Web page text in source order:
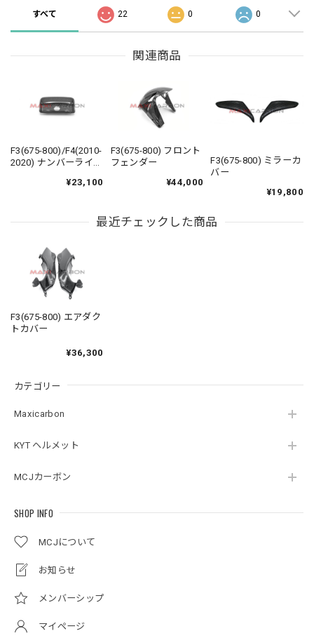
カテゴリー
Maxicarbon
KYT ヘルメット
MCJカーボン
SHOP INFO
MCJについて
お知らせ
メンバーシップ
マイページ
すべて 22 0 0
関連商品
F3(675-800)/F4(2010-
2020) ナンバーライト
¥23,100
F3(675-800) フロント
フェンダー
¥44,000
F3(675-800) ミラーカ
バー
¥19,800
最近チェックした商品
F3(675-800) エアダク
トカバー
¥36,300